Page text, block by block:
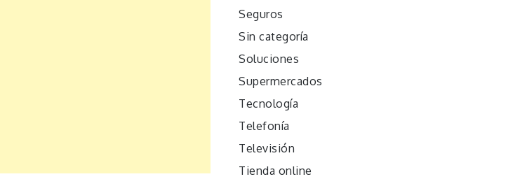
Seguros
Sin categoría
Soluciones
Supermercados
Tecnología
Telefonía
Televisión
Tienda online